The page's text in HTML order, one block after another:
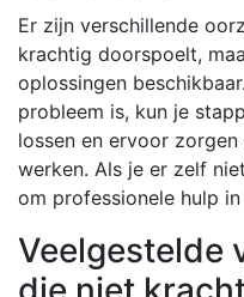
Er zijn verschillende
krachtig doorspoelt,
oplossingen
probleem is, kun je
lossen en ervoor
werken. Als je er zelf
om professionele hulp
Veelgestelde